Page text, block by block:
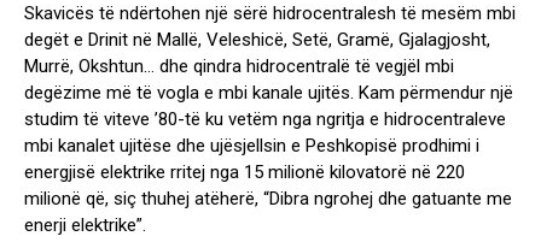
Skavicës të ndërtohen një sërë hidrocentralesh të mesëm mbi
degët e Drinit në Mallë, Veleshicë, Setë, Gramë, Gjalagjosht,
Murrë, Okshtun… dhe qindra hidrocentralë të vegjël mbi
degëzime më të vogla e mbi kanale ujitës. Kam përmendur një
studim të viteve ’80-të ku vetëm nga ngritja e hidrocentraleve
mbi kanalet ujitëse dhe ujësjellsin e Peshkopisë prodhimi i
energjisë elektrike rritej nga 15 milionë kilovatorë në 220
milionë që, siç thuhej atëherë, “Dibra ngrohej dhe gatuante me
enerji elektrike”.